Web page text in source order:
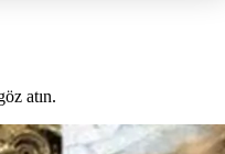
atın.